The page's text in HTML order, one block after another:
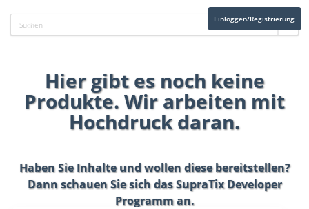
Einloggen/Registrierung
Hier gibt es noch keine
Produkte. Wir arbeiten mit
Hochdruck daran.
Haben Sie Inhalte und wollen diese bereitstellen?
Dann schauen Sie sich dasSupraTix Developer
Programman.